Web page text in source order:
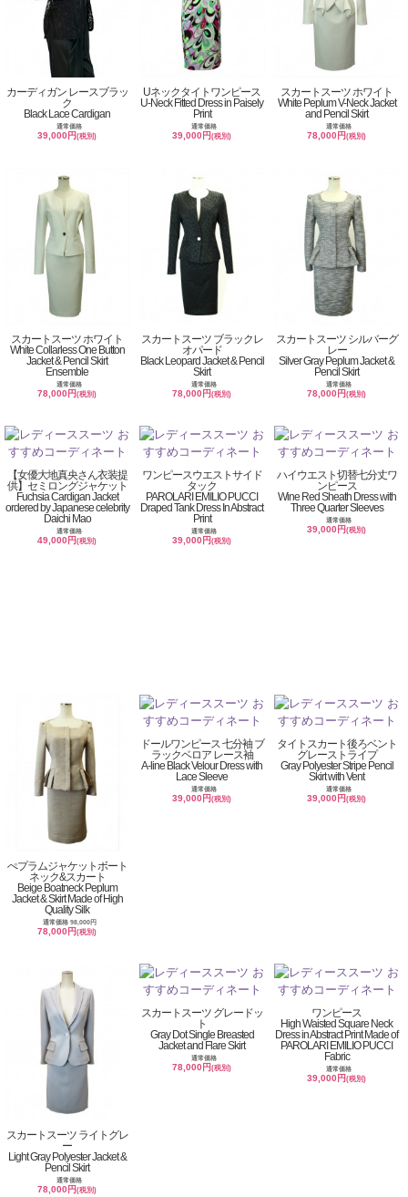
カーディガン レースブラッ
ク
Black Lace Cardigan
通常価格
39,000円(税別)
Uネックタイトワンピース
U-Neck Fitted Dress in Paisely
Print
通常価格
39,000円(税別)
スカートスーツ ホワイト
White Peplum V-Neck Jacket
and Pencil Skirt
通常価格
78,000円(税別)
スカートスーツ ホワイト
White Collarless One Button
Jacket & Pencil Skirt
Ensemble
通常価格
78,000円(税別)
スカートスーツ ブラックレ
オパード
Black Leopard Jacket & Pencil
Skirt
通常価格
78,000円(税別)
スカートスーツ シルバーグ
レー
Silver Gray Peplum Jacket &
Pencil Skirt
通常価格
78,000円(税別)
【女優大地真央さん衣装提
供】セミロングジャケット
Fuchsia Cardigan Jacket
ordered by Japanese celebrity
Daichi Mao
通常価格
49,000円(税別)
ワンピースウエストサイド
タック
PAROLARI EMILIO PUCCI
Draped Tank Dress In Abstract
Print
通常価格
39,000円(税別)
ハイウエスト切替七分丈ワ
ンピース
Wine Red Sheath Dress with
Three Quarter Sleeves
通常価格
39,000円(税別)
ぺプラムジャケットボート
ネック&スカート
Beige Boatneck Peplum
Jacket & Skirt Made of High
Quality Silk
通常価格 98,000円
78,000円(税別)
ドールワンピース 七分袖 ブ
ラックベロア レース袖
A-line Black Velour Dress with
Lace Sleeve
通常価格
39,000円(税別)
タイトスカート後ろベント
グレーストライプ
Gray Polyester Stripe Pencil
Skirt with Vent
通常価格
39,000円(税別)
スカートスーツ ライトグレ
ー
Light Gray Polyester Jacket &
Pencil Skirt
通常価格
78,000円(税別)
スカートスーツ グレードッ
ト
Gray Dot Single Breasted
Jacket and Flare Skirt
通常価格
78,000円(税別)
ワンピース
High Waisted Square Neck
Dress in Abstract Print Made of
PAROLARI EMILIO PUCCI
Fabric
通常価格
39,000円(税別)